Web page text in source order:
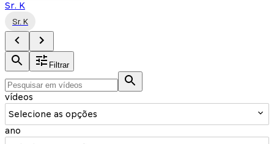
Sr. K
Sr. K
Filtrar
vídeos
Selecione as opções
ano